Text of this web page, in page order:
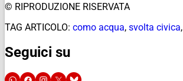
© RIPRODUZIONE RISERVATA
TAG ARTICOLO: como acqua, svolta civica,
Seguici su